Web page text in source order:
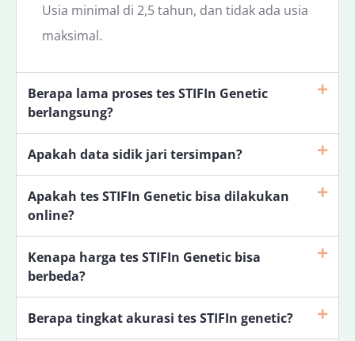
Usia minimal di 2,5 tahun, dan tidak ada usia
maksimal.
Berapa lama proses tes STIFIn Genetic
berlangsung?
Apakah data sidik jari tersimpan?
Apakah tes STIFIn Genetic bisa dilakukan
online?
Kenapa harga tes STIFIn Genetic bisa
berbeda?
Berapa tingkat akurasi tes STIFIn genetic?